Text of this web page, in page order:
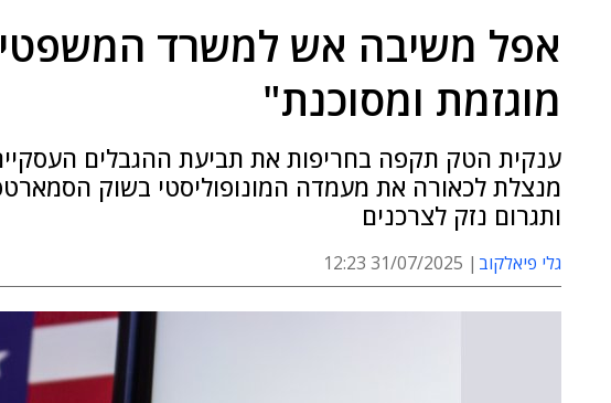
אפל משיבה אש למשרד
מוגזמת ומסוכנת"
ענקית הטק תקפה בחריפות את תביעת ההגבלים
מנצלת לכאורה את מעמדה המונופוליסטי בשוק
ותגרום נזק לצרכנים
גלי פיאלקוב 31/07/2025 12:23